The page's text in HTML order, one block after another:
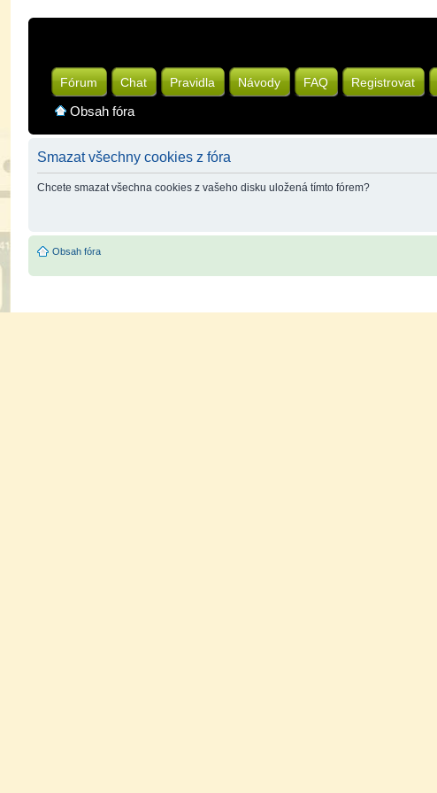
Fórum Chat Pravidla Návody FAQ Registrovat
Obsah fóra
Smazat všechny cookies z fóra
Chcete smazat všechna cookies z vašeho disku uložená tímto fórem?
Obsah fóra